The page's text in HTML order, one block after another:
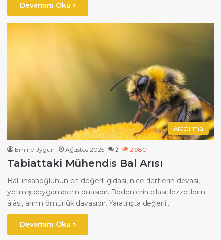
Devamını Oku »
Araştırma
Emine Uygun Ağustos 2025 2 2.980
Tabiattaki Mühendis Bal Arısı
Bal; insanoğlunun en değerli gıdası, nice dertlerin devası,
yetmiş peygamberin duasıdır. Bedenlerin cilası, lezzetlerin
âlâsı, arının ömürlük davasıdır. Yaratılışta değerli…
Devamını Oku »